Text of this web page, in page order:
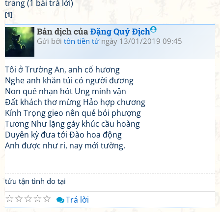
trang (1 bài trả lời)
[1]
Bản dịch củaĐặng Quý Địch
Gửi bởi tôn tiền tửngày 13/01/2019 09:45
Tôi ở Trường An, anh cố hương
Nghe anh khăn túi có người đương
Non quê nhạn hót Ung minh vận
Đất khách thơ mừng Hảo hợp chương
Kính Trọng gieo nên quẻ bói phượng
Tương Như lặng gảy khúc cầu hoàng
Duyên kỳ đưa tới Đào hoa động
Anh được như ri, nay mới tường.
tửu tận tình do tại
☆
☆
☆
☆
☆ Trả lời